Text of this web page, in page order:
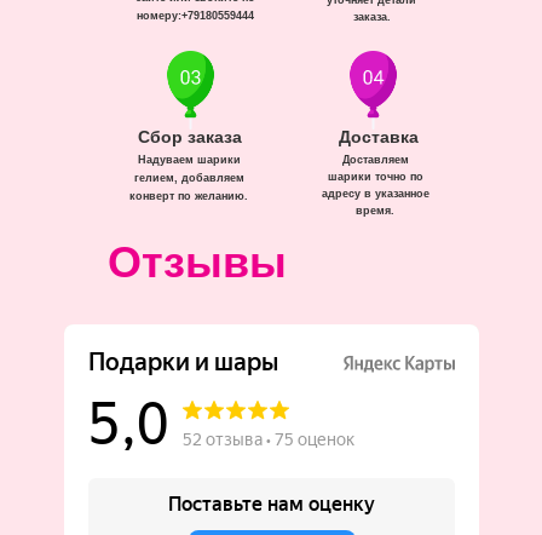
Доставка
Доставляем
шарики точно по
адресу в указанное
время.
Сбор заказа
Надуваем шарики
гелием, добавляем
конверт по желанию.
номеру:+79180559444
заказа.
Отзывы